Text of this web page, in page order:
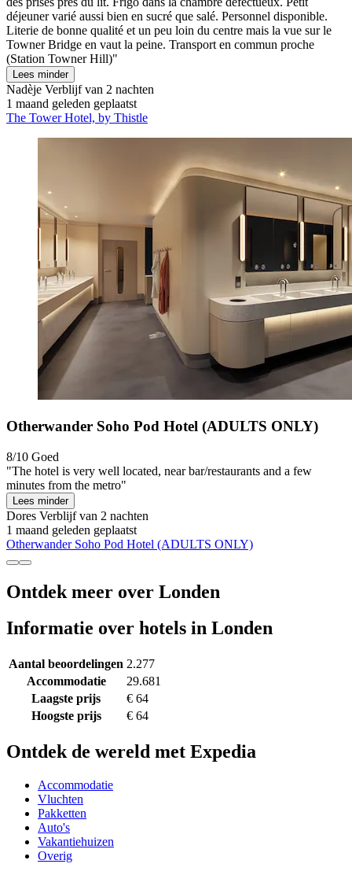
déjeuner varié aussi bien en sucré que salé. Personnel disponible.
Literie de bonne qualité et un peu loin du centre mais la vue sur le
Towner Bridge en vaut la peine. Transport en commun proche
(Station Towner Hill)"
Lees minder
Nadèje Verblijf van 2 nachten
1 maand geleden geplaatst
The Tower Hotel, by Thistle
Otherwander Soho Pod Hotel (ADULTS ONLY)
8/10 Goed
"The hotel is very well located, near bar/restaurants and a few
minutes from the metro"
Lees minder
Dores Verblijf van 2 nachten
1 maand geleden geplaatst
Otherwander Soho Pod Hotel (ADULTS ONLY)
Ontdek meer over Londen
Informatie over hotels in Londen
Aantal beoordelingen 2.277
Accommodatie
29.681
Laagste prijs
€ 64
Hoogste prijs
€ 64
Ontdek de wereld met Expedia
Accommodatie
Vluchten
Pakketten
Auto's
Vakantiehuizen
Overig